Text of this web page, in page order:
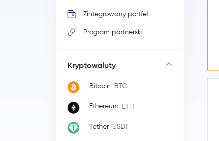
Zintegrowany portfel
Program partnerski
Kryptowaluty
Bitcoin BTC
Ethereum ETH
Tether USDT